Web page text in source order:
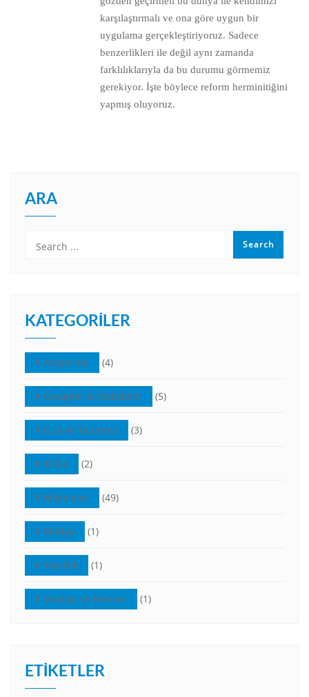
karşılaştırmalı ve ona göre uygun bir
uygulama gerçekleştiriyoruz. Sadece
benzerlikleri ile değil aynı zamanda
farklılıklarıyla da bu durumu görmemiz
gerekiyor. İşte böylece reform herminitiğini
yapmış oluyoruz.
ARA
KATEGORILER
Araştırma (4)
Cevaplar & Makaleler (5)
Dua ve Tapınma (3)
Kilise (2)
Makaleler (49)
Medya (1)
Tanıklık (1)
Vaazlar ve Dersler (1)
ETIKETLER